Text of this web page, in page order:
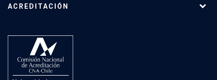
ACREDITACIÓN